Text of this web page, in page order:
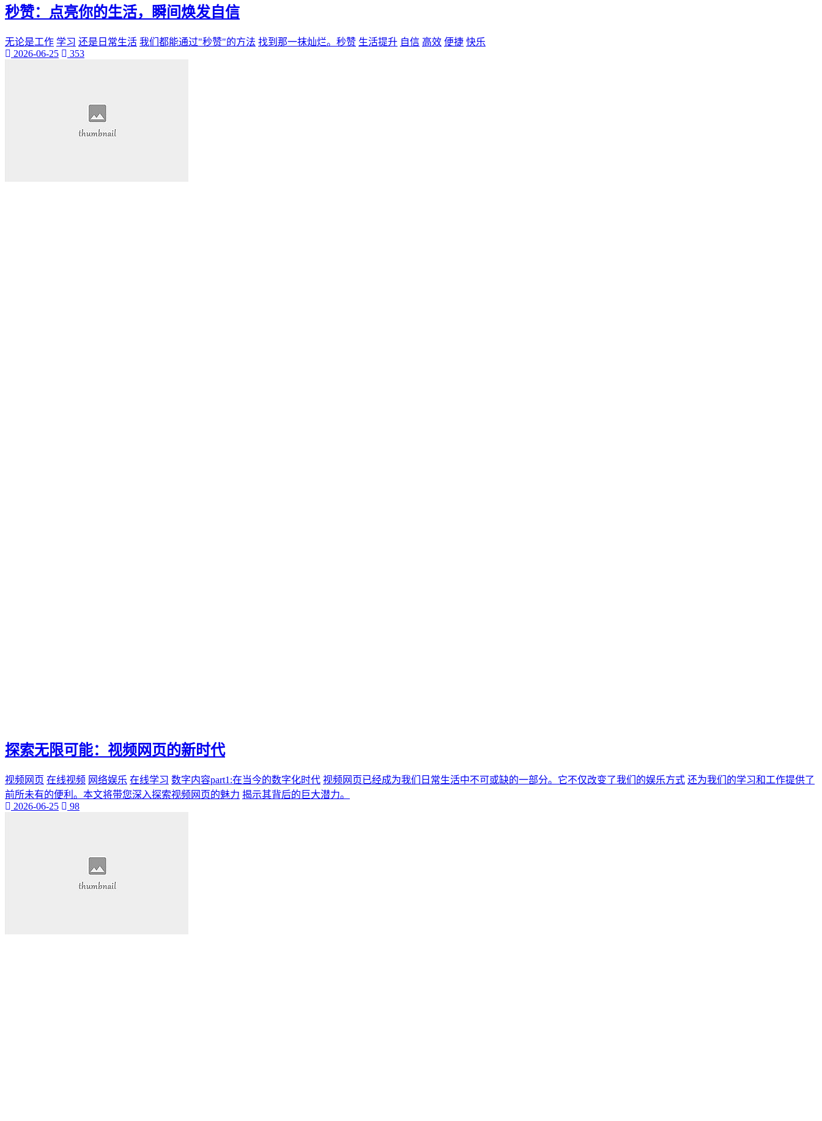
秒赞：点亮你的生活，瞬间焕发自信
无论是工作 学习 还是日常生活 我们都能通过"秒赞"的方法 找到那一抹灿烂。秒赞 生活提升 自信 高效 便捷 快乐
2026-06-25
353
探索无限可能：视频网页的新时代
视频网页 在线视频 网络娱乐 在线学习 数字内容part1:在当今的数字化时代 视频网页已经成为我们日常生活中不可或缺的一部分。它不仅改变了我们的娱乐方式 还为我们的学习和工作提供了
前所未有的便利。本文将带您深入探索视频网页的魅力 揭示其背后的巨大潜力。
2026-06-25
98